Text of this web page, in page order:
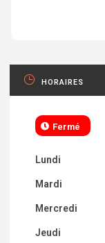
HORAIRES
Fermé
Lundi
Mardi
Mercredi
Jeudi